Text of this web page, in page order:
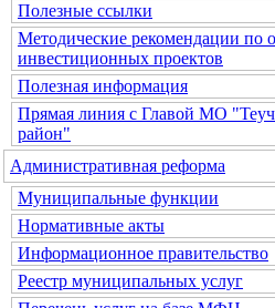
Полезные ссылки
Методические рекомендации по
инвестиционных проектов
Полезная информация
Прямая линия с Главой МО
район"
Административная реформа
Муниципальные функции
Нормативные акты
Информационное правительство
Реестр муниципальных услуг